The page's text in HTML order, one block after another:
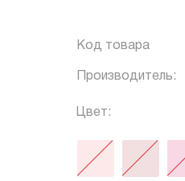
Код товара
Производитель:
Цвет: